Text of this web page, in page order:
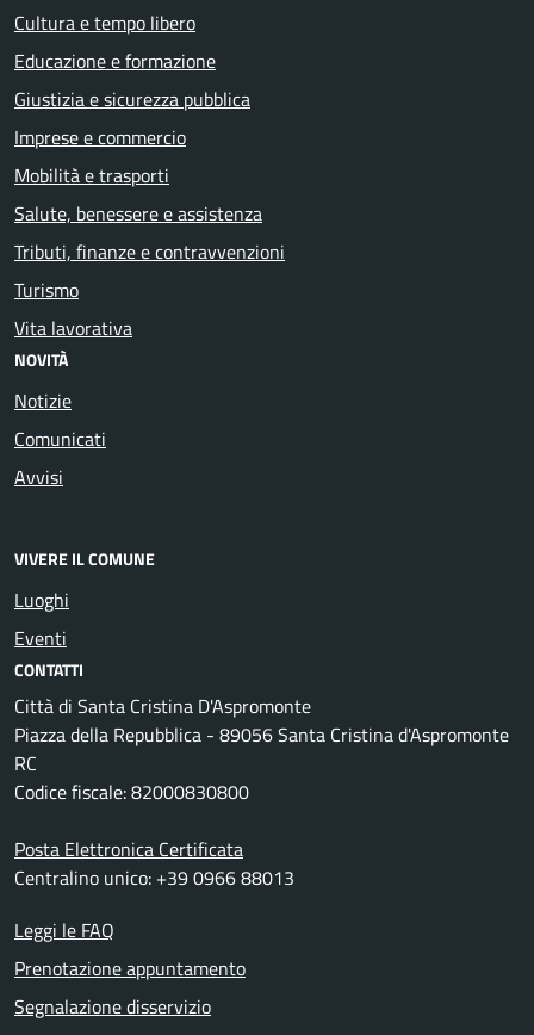
Cultura e tempo libero
Educazione e formazione
Giustizia e sicurezza pubblica
Imprese e commercio
Mobilità e trasporti
Salute, benessere e assistenza
Tributi, finanze e contravvenzioni
Turismo
Vita lavorativa
NOVITÀ
Notizie
Comunicati
Avvisi
VIVERE IL COMUNE
Luoghi
Eventi
CONTATTI
Città di Santa Cristina D'Aspromonte
Piazza della Repubblica - 89056 Santa Cristina d'Aspromonte
RC
Codice fiscale: 82000830800
Posta Elettronica Certificata
Centralino unico: +39 0966 88013
Leggi le FAQ
Prenotazione appuntamento
Segnalazione disservizio